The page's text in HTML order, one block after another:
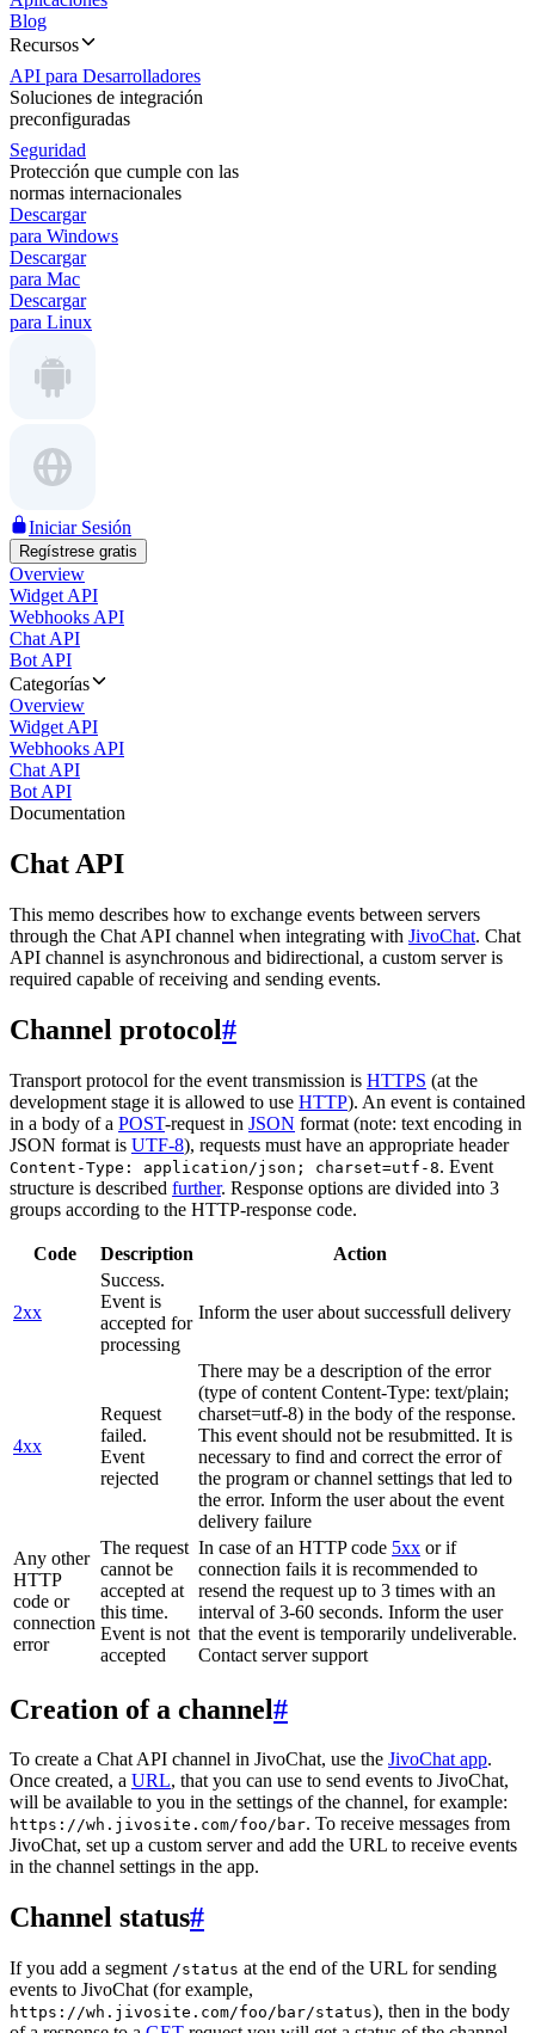
Blog
Recursos
API para Desarrolladores
Soluciones de integración
preconfiguradas
Seguridad
Protección que cumple con las
normas internacionales
Descargar
para Windows
Descargar
para Mac
Descargar
para Linux
Iniciar Sesión
Regístrese gratis
Overview
Widget API
Webhooks API
Chat API
Bot API
Categorías
Overview
Widget API
Webhooks API
Chat API
Bot API
Documentation
Chat API
This memo describes how to exchange events between servers
through the Chat API channel when integrating with JivoChat. Chat
API channel is asynchronous and bidirectional, a custom server is
required capable of receiving and sending events.
Channel protocol#
Transport protocol for the event transmission is HTTPS (at the
development stage it is allowed to use HTTP). An event is contained
in a body of a POST-request in JSON format (note: text encoding in
JSON format is UTF-8), requests must have an appropriate header
Content-Type: application/json; charset=utf-8. Event
structure is described further. Response options are divided into 3
groups according to the HTTP-response code.
Code Description Action
2xx
Success.
Event is
accepted for
processing
Inform the user about successfull delivery
4xx
Request
failed.
Event
rejected
There may be a description of the error
(type of content Content-Type: text/plain;
charset=utf-8) in the body of the response.
This event should not be resubmitted. It is
necessary to find and correct the error of
the program or channel settings that led to
the error. Inform the user about the event
delivery failure
Any other
HTTP
code or
connection
error
The request
cannot be
accepted at
this time.
Event is not
accepted
In case of an HTTP code 5xx or if
connection fails it is recommended to
resend the request up to 3 times with an
interval of 3-60 seconds. Inform the user
that the event is temporarily undeliverable.
Contact server support
Creation of a channel#
To create a Chat API channel in JivoChat, use the JivoChat app.
Once created, a URL, that you can use to send events to JivoChat,
will be available to you in the settings of the channel, for example:
https://wh.jivosite.com/foo/bar. To receive messages from
JivoChat, set up a custom server and add the URL to receive events
in the channel settings in the app.
Channel status#
If you add a segment /status at the end of the URL for sending
events to JivoChat (for example,
https://wh.jivosite.com/foo/bar/status), then in the body